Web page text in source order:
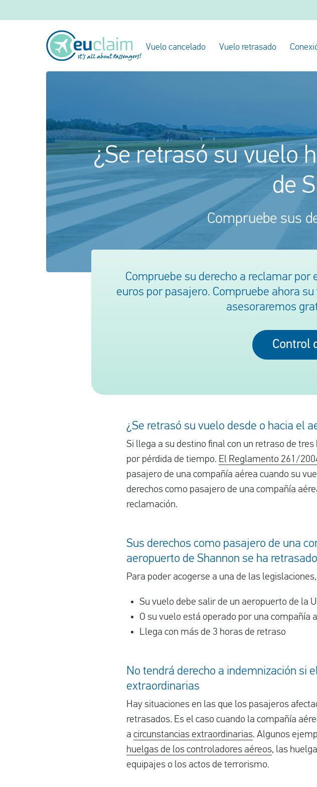
Vuelo cancelado Vuelo retrasado
¿Se retrasó su vuelo
de
Compruebe sus
Compruebe su derecho a reclamar
euros por pasajero. Compruebe ahora
asesoraremos
Control
¿Se retrasó su vuelo desde o hacia el
Si llega a su destino final con un retraso de
por pérdida de tiempo. El Reglamento 261/
pasajero de una compañía aérea cuando su
derechos como pasajero de una compañía
reclamación.
Sus derechos como pasajero de una
aeropuerto de Shannon se ha retrasado
Para poder acogerse a una de las
Su vuelo debe salir de un aeropuerto de la
O su vuelo está operado por una compañía
Llega con más de 3 horas de retraso
No tendrá derecho a indemnización si
extraordinarias
Hay situaciones en las que los pasajeros
retrasados. Es el caso cuando la compañía
a circunstancias extraordinarias. Algunos
huelgas de los controladores aéreos, las
equipajes o los actos de terrorismo.